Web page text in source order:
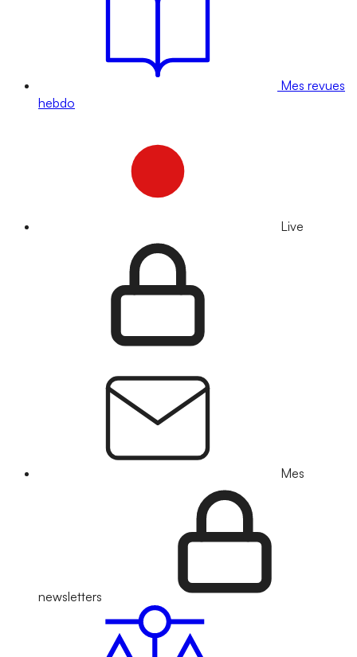
Mes revues
hebdo
Live
Mes
newsletters